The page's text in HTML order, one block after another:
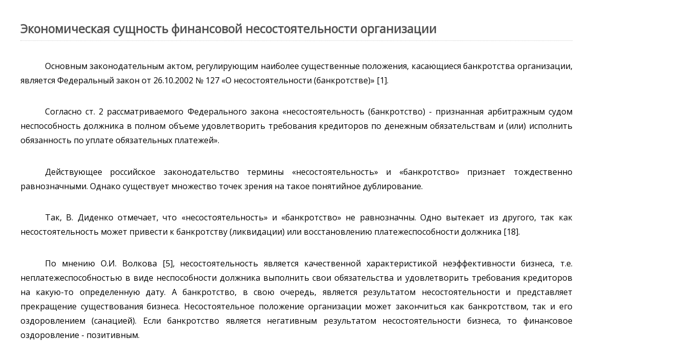
Экономическая сущность финансовой несостоятельности организации
Основным законодательным актом, регулирующим наиболее существенные положения, касающиеся банкротства организации,
является Федеральный закон от 26.10.2002 № 127 «О несостоятельности (банкротстве)» [1].
Согласно ст. 2 рассматриваемого Федерального закона «несостоятельность (банкротство) - признанная арбитражным судом
неспособность должника в полном объеме удовлетворить требования кредиторов по денежным обязательствам и (или) исполнить
обязанность по уплате обязательных платежей».
Действующее российское законодательство термины «несостоятельность» и «банкротство» признает тождественно
равнозначными. Однако существует множество точек зрения на такое понятийное дублирование.
Так, В. Диденко отмечает, что «несостоятельность» и «банкротство» не равнозначны. Одно вытекает из другого, так как
несостоятельность может привести к банкротству (ликвидации) или восстановлению платежеспособности должника [18].
По мнению О.И. Волкова [5], несостоятельность является качественной характеристикой неэффективности бизнеса, т.е.
неплатежеспособностью в виде неспособности должника выполнить свои обязательства и удовлетворить требования кредиторов
на какую-то определенную дату. А банкротство, в свою очередь, является результатом несостоятельности и представляет
прекращение существования бизнеса. Несостоятельное положение организации может закончиться как банкротством, так и его
оздоровлением (санацией). Если банкротство является негативным результатом несостоятельности бизнеса, то финансовое
оздоровление - позитивным.